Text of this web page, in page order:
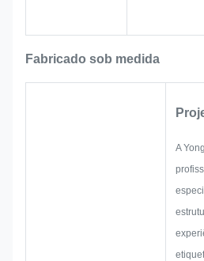
Fabricado sob medida
A